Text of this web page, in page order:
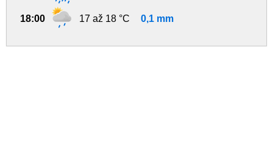
18:00 17 až 18 °C 0,1 mm